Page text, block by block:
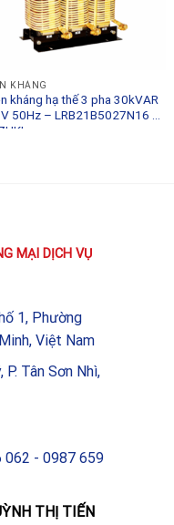
KHÁNG
kháng hạ thế 3 pha 30kVAR
50Hz – LRB21B5027N16 –
MẠI DỊCH VỤ
1, Phường
Việt Nam
Tân Sơn Nhì,
062 - 0987 659
THỊ TIẾN